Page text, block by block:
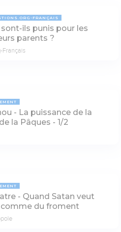
FRANÇAIS
ils punis pour les
parents ?
Français
- La puissance de la
la Pâques - 1/2
- Quand Satan veut
du froment